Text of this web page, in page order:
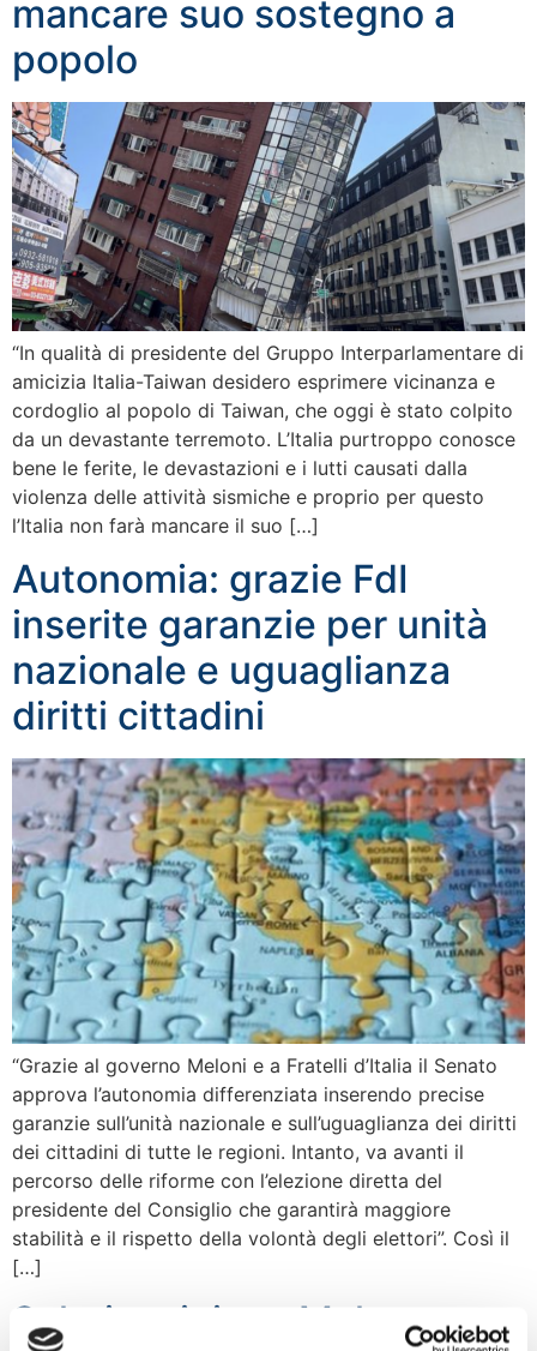
mancare suo sostegno a
popolo
“In qualità di presidente del Gruppo Interparlamentare di
amicizia Italia-Taiwan desidero esprimere vicinanza e
cordoglio al popolo di Taiwan, che oggi è stato colpito
da un devastante terremoto. L’Italia purtroppo conosce
bene le ferite, le devastazioni e i lutti causati dalla
violenza delle attività sismiche e proprio per questo
l’Italia non farà mancare il suo […]
Autonomia: grazie FdI
inserite garanzie per unità
nazionale e uguaglianza
diritti cittadini
“Grazie al governo Meloni e a Fratelli d’Italia il Senato
approva l’autonomia differenziata inserendo precise
garanzie sull’unità nazionale e sull’uguaglianza dei diritti
dei cittadini di tutte le regioni. Intanto, va avanti il
percorso delle riforme con l’elezione diretta del
presidente del Consiglio che garantirà maggiore
stabilità e il rispetto della volontà degli elettori”. Così il
[…]
Salario minimo, Malan: